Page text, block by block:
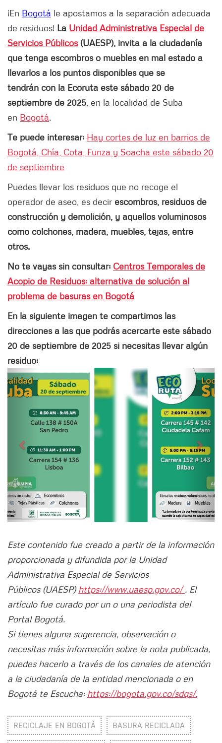
¡En Bogotá le apostamos a la separación adecuada
de residuos! La Unidad Administrativa Especial de
Servicios Públicos(UAESP), invita a la ciudadanía
que tenga escombros o muebles en mal estado a
llevarlos a los puntos disponibles que se
tendrán con la Ecoruta este sábado 20 de
septiembre de 2025 , en la localidad de Suba
en Bogotá.
Te puede interesar: Hay cortes de luz en barrios de
Bogotá, Chía, Cota, Funza y Soacha este sábado 20
de septiembre
Puedes llevar los residuos que no recoge el
operador de aseo, es decir escombros, residuos de
construcción y demolición, y aquellos voluminosos
como colchones, madera, muebles, tejas, entre
otros.
No te vayas sin consultar: Centros Temporales de
Acopio de Residuos: alternativa de solución al
problema de basuras en Bogotá
En la siguiente imagen te compartimos las
direcciones a las que podrás acercarte este sábado
20 de septiembre de 2025 si necesitas llevar algún
residuo:
Siguiente
Este contenido fue creado a partir de la información
proporcionada y difundida por la Unidad
Administrativa Especial de Servicios
Públicos (UAESP) https://www.uaesp.gov.co/. El
artículo fue curado por un o una periodista del
Portal Bogotá.
Si tienes alguna sugerencia, observación o
necesitas más información sobre la nota publicada,
puedes hacerlo a través de los canales de atención
a la ciudadanía de la entidad mencionada o en
Bogotá te Escucha: https://bogota.gov.co/sdqs/.
RECICLAJE EN BOGOTÁ BASURA RECICLADA